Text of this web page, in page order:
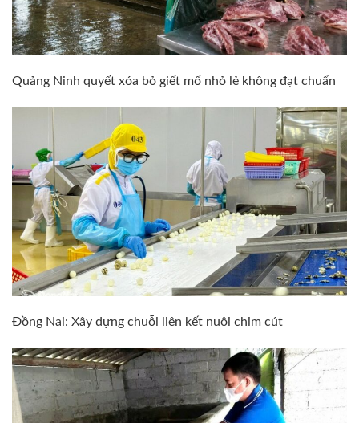
Quảng Ninh quyết xóa bỏ giết mổ nhỏ lẻ không đạt chuẩn
Đồng Nai: Xây dựng chuỗi liên kết nuôi chim cút